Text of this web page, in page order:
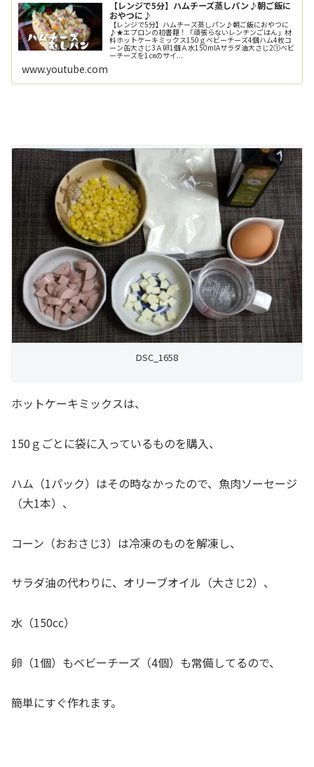
【レンジで5分】ハムチーズ蒸しパン♪朝ご飯に
おやつに♪
【レンジで5分】ハムチーズ蒸しパン♪朝ご飯におやつに
♪★エプロンの初書籍！「頑張らないレンチンごはん」材
料ホットケーキミックス150ｇベビーチーズ4個ハム4枚コ
ーン缶大さじ3Ａ卵1個Ａ水150mlAサラダ油大さじ2①ベビ
ーチーズを1㎝のサイ...
www.youtube.com
DSC_1658
ホットケーキミックスは、
150ｇごとに袋に入っているものを購入、
ハム（1パック）はその時なかったので、魚肉ソーセージ
（大1本）、
コーン（おおさじ3）は冷凍のものを解凍し、
サラダ油の代わりに、オリーブオイル（大さじ2）、
水（150cc）
卵（1個）もベビーチーズ（4個）も常備してるので、
簡単にすぐ作れます。